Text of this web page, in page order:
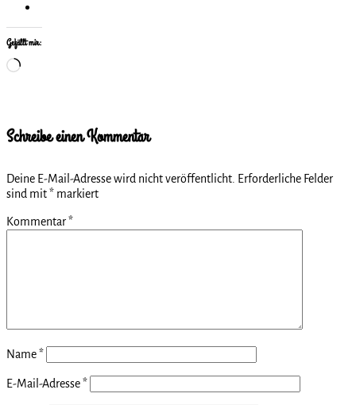
Gefällt mir:
Wird
Schreibe einen Kommentar
Deine E-Mail-Adresse wird nicht veröffentlicht. Erforderliche Felder
sind mit* markiert
Kommentar*
Name*
E-Mail-Adresse*